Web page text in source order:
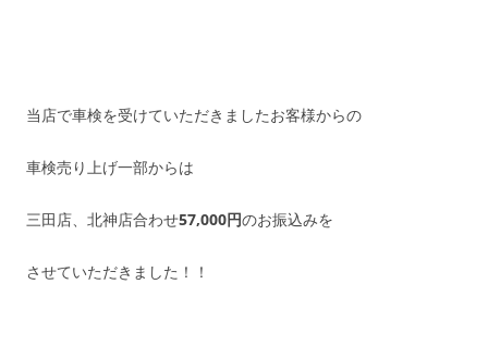
当店で車検を受けていただきましたお客様からの
車検売り上げ一部からは
三田店、北神店合わせ57,000円のお振込みを
させていただきました！！